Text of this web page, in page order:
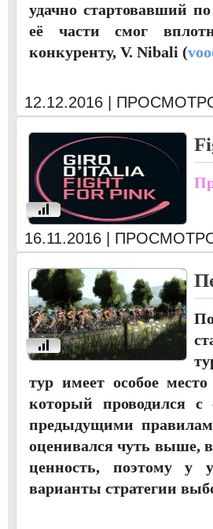
удачно стартовавший
её части смог
конкуренту, V. Nibali (
12.12.2016 |
u
16.11.2016 |
u
тур имеет особое
который проводился с
предыдущими
оценивался чуть выше,
ценность, поэтому у
варианты стратегии